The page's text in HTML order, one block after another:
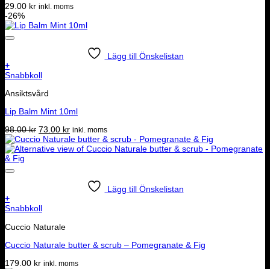
29.00 kr inkl. moms
-26%
Lägg till Önskelistan
+
Snabbkoll
Ansiktsvård
Lip Balm Mint 10ml
98.00kr Det
ursprungliga
priset
73.00 krDet
nuvarande
priset
inkl. moms
Lägg till Önskelistan
+
Snabbkoll
Cuccio Naturale
Cuccio Naturale butter & scrub – Pomegranate & Fig
179.00 kr inkl. moms